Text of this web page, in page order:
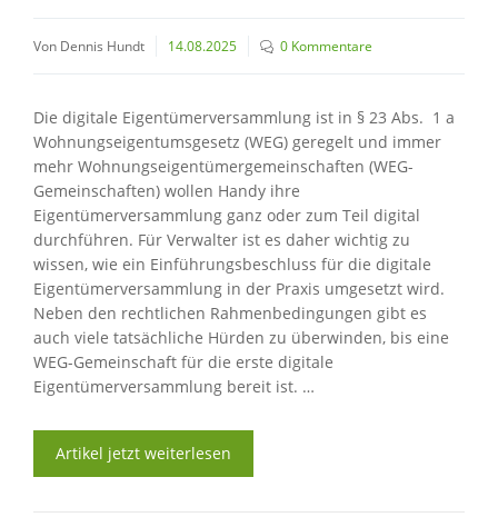
Von Dennis Hundt 14.08.2025 0 Kommentare
Die digitale Eigentümerversammlung ist in § 23 Abs. 1 a
Wohnungseigentumsgesetz (WEG) geregelt und immer
mehr Wohnungseigentümergemeinschaften (WEG-
Gemeinschaften) wollen Handy ihre
Eigentümerversammlung ganz oder zum Teil digital
durchführen. Für Verwalter ist es daher wichtig zu
wissen, wie ein Einführungsbeschluss für die digitale
Eigentümerversammlung in der Praxis umgesetzt wird.
Neben den rechtlichen Rahmenbedingungen gibt es
auch viele tatsächliche Hürden zu überwinden, bis eine
WEG-Gemeinschaft für die erste digitale
Eigentümerversammlung bereit ist. …
Artikel jetzt weiterlesen